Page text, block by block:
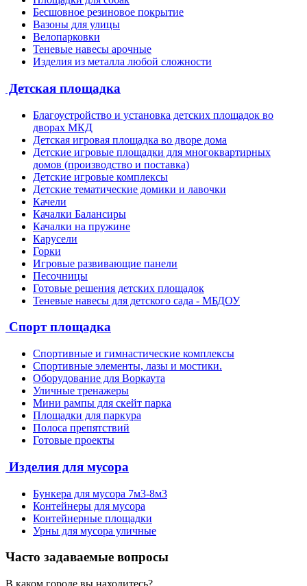
Бесшовное резиновое покрытие
Вазоны для улицы
Велопарковки
Теневые навесы арочные
Изделия из металла любой сложности
Детская площадка
Благоустройство и установка детских площадок во
дворах МКД
Детская игровая площадка во дворе дома
Детские игровые площадки для многоквартирных
домов (производство и поставка)
Детские игровые комплексы
Детские тематические домики и лавочки
Качели
Качалки Балансиры
Качалки на пружине
Карусели
Горки
Игровые развивающие панели
Песочницы
Готовые решения детских площадок
Теневые навесы для детского сада - МБДОУ
Спорт площадка
Спортивные и гимнастические комплексы
Спортивные элементы, лазы и мостики.
Оборудование для Воркаута
Уличные тренажеры
Мини рампы для скейт парка
Площадки для паркура
Полоса препятствий
Готовые проекты
Изделия для мусора
Бункера для мусора 7м3-8м3
Контейнеры для мусора
Контейнерные площадки
Урны для мусора уличные
Часто задаваемые вопросы
В каком городе вы находитесь?